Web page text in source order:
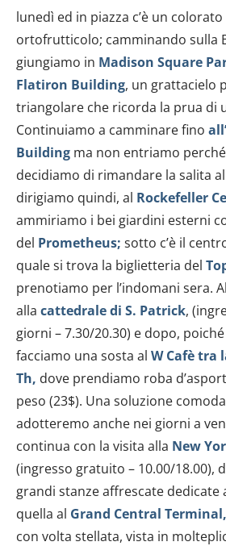
Utilizziamo i cookie per
annunci, per fornire funzionalità dei
analizzare il nostro traffico.
informazioni sul modo in cui utilizzi
nostri partner che si occupano di
pubblicità e social media, i quali
con altre informazioni che hai fornito
raccolto dal tuo utilizzo dei loro
lunedì ed in piazza c’è un
ortofrutticolo; camminando sulla
giungiamo in Madison Square
Flatiron Building, un grattacielo
triangolare che ricorda la prua di
Continuiamo a camminare fino
Building ma non entriamo
decidiamo di rimandare la salita
dirigiamo quindi, al Rockefeller
ammiriamo i bei giardini esterni
del Prometheus; sotto c’è il
quale si trova la biglietteria del
prenotiamo per l’indomani sera.
alla cattedrale di S. Patrick,
giorni – 7.30/20.30) e dopo,
facciamo una sosta al W Cafè tra
Th, dove prendiamo roba
peso (23$). Una soluzione
adotteremo anche nei giorni a
continua con la visita alla New
(ingresso gratuito – 10.00/18.00),
grandi stanze affrescate dedicate
quella al Grand Central Terminal,
con volta stellata, vista in